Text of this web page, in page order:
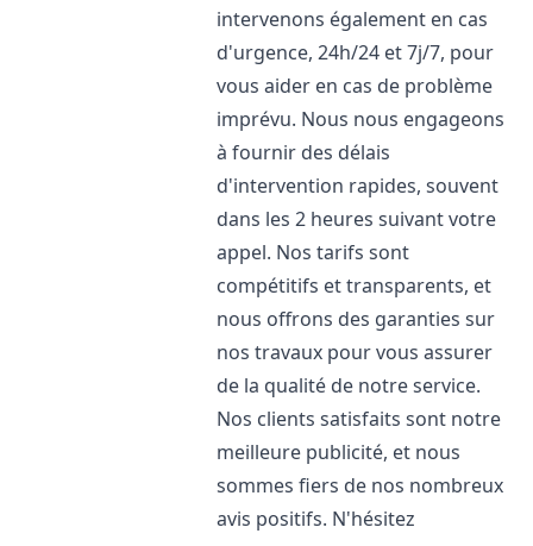
intervenons également en cas
d'urgence, 24h/24 et 7j/7, pour
vous aider en cas de problème
imprévu. Nous nous engageons
à fournir des délais
d'intervention rapides, souvent
dans les 2 heures suivant votre
appel. Nos tarifs sont
compétitifs et transparents, et
nous offrons des garanties sur
nos travaux pour vous assurer
de la qualité de notre service.
Nos clients satisfaits sont notre
meilleure publicité, et nous
sommes fiers de nos nombreux
avis positifs. N'hésitez